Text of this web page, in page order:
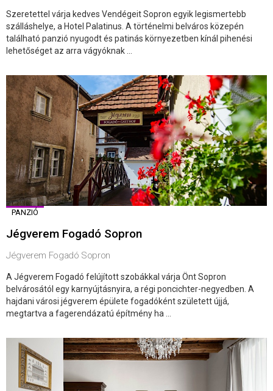
Szeretettel várja kedves Vendégeit Sopron egyik legismertebb
szálláshelye, a Hotel Palatinus. A történelmi belváros közepén
található panzió nyugodt és patinás környezetben kínál pihenési
lehetőséget az arra vágyóknak ...
PANZIÓ
Jégverem Fogadó Sopron
Jégverem Fogadó Sopron
A Jégverem Fogadó felújított szobákkal várja Önt Sopron
belvárosától egy karnyújtásnyira, a régi poncichter-negyedben. A
hajdani városi jégverem épülete fogadóként született újjá,
megtartva a fagerendázatú építmény ha ...